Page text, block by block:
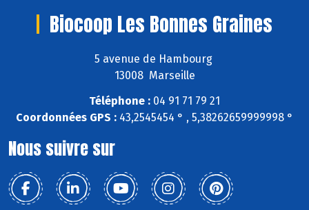
Biocoop Les Bonnes Graines
5 avenue de Hambourg
13008 Marseille
Téléphone : 04 91 71 79 21
Coordonnées GPS : 43,2545454 ° , 5,38262659999998 °
Nous suivre sur